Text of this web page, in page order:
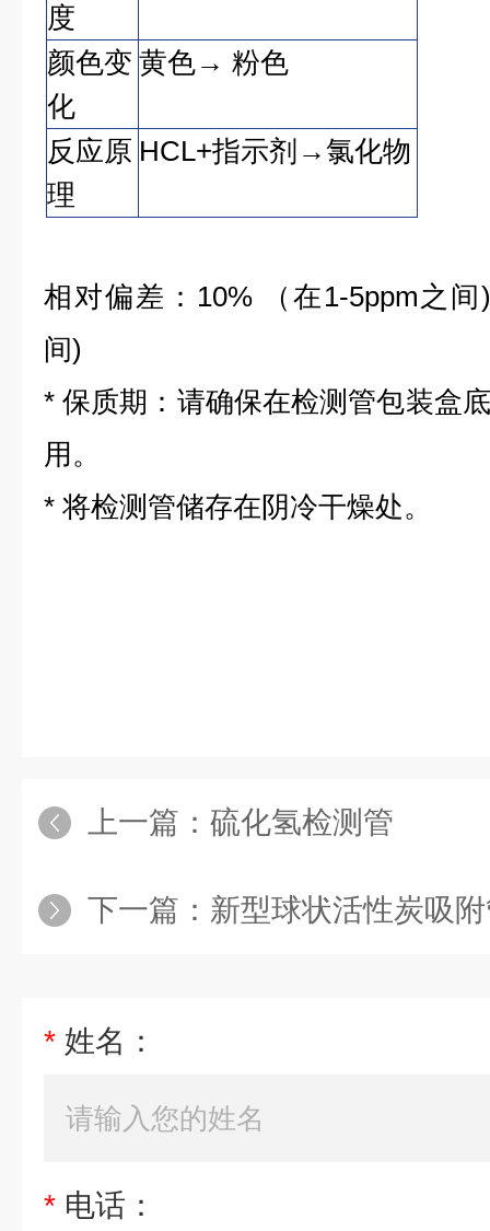
度
颜色变
化
黄色→ 粉色
反应原
理
HCL+指示剂→氯化物
相对偏差：10% （在1-5ppm之
间)
* 保质期：请确保在检测管包装盒
用。
* 将检测管储存在阴冷干燥处。
上一篇： 硫化氢检测管
下一篇： 新型球状活性炭吸
* 姓名：
* 电话：